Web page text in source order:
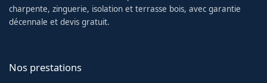
charpente, zinguerie, isolation et terrasse bois, avec garantie
décennale et devis gratuit.
Nos prestations